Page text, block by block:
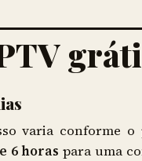
varia conforme o
6 horas para uma